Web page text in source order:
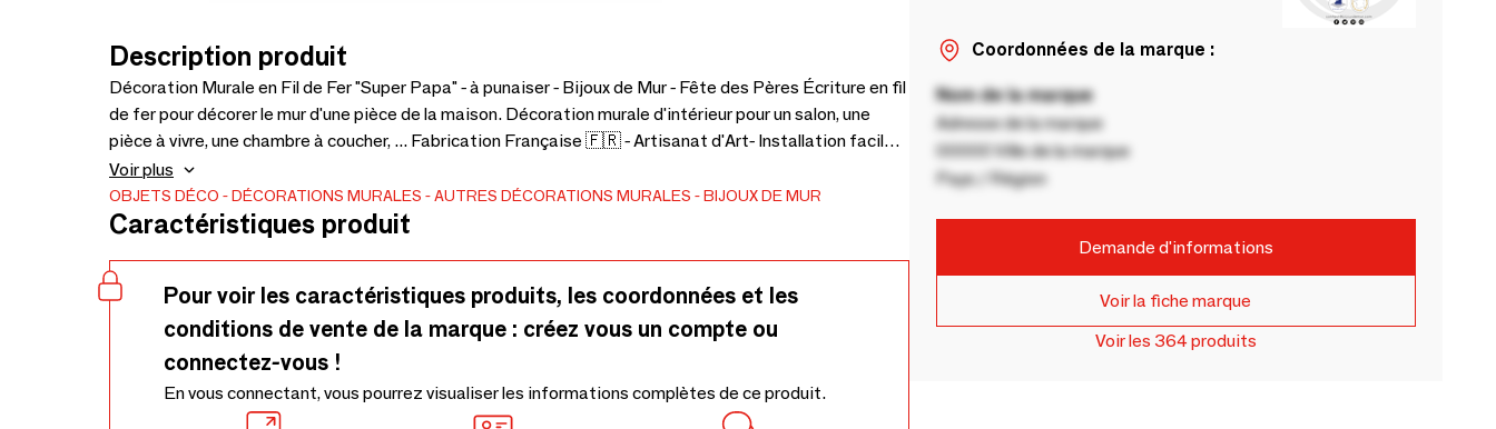
Description produit
Décoration Murale en Fil de Fer "Super Papa" - à punaiser - Bijoux de Mur - Fête des Pères Écriture en fil
de fer pour décorer le mur d'une pièce de la maison. Décoration murale d'intérieur pour un salon, une
pièce à vivre, une chambre à coucher, ... Fabrication Française 🇫🇷 - Artisanat d'Art- Installation facile-
Punaises fournies - Expédition rapide - Produit original - Idées Cadeaux Présentée dans une jolie
pochette. Punaises noires fournies pour la fixation.Traité anti-corrosion.DIMENSIONS : Ligne 1 = 31 x
14 cm environ - Ligne 2 = 25 x 14 cm environ
Voir plus
OBJETS DÉCO DÉCORATIONS MURALES AUTRES DÉCORATIONS MURALES BIJOUX DE MUR
Caractéristiques produit
Pour voir les caractéristiques produits, les coordonnées et les
conditions de vente de la marque : créez vous un compte ou
connectez-vous !
En vous connectant, vous pourrez visualiser les informations complètes de ce produit.
Coordonnées de la marque :
Nom de la marque
Adresse de la marque
00000 Ville de la marque
Pays / Région
Demande d'informations
Voir la fiche marque
Voir les 364 produits